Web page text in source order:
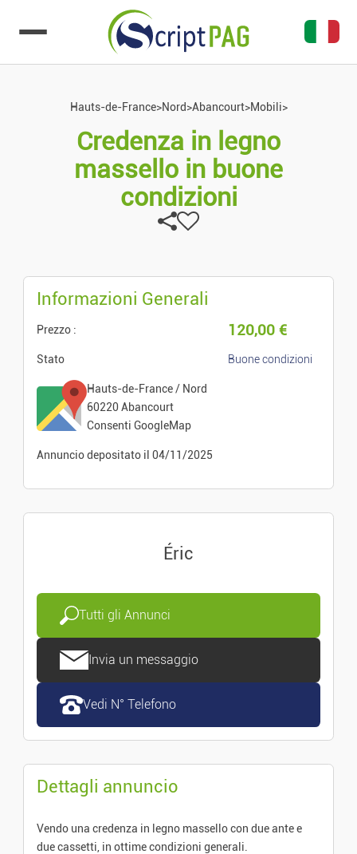
Hauts-de-France>Nord>Abancourt>Mobili>
Credenza in legno
massello in buone
condizioni
Informazioni Generali
Prezzo : 120,00 €
Stato Buone condizioni
Hauts-de-France / Nord
60220 Abancourt
Consenti GoogleMap
Annuncio depositato il 04/11/2025
Dettagli annuncio
Vendo una credenza in legno massello con due ante e
due cassetti, in ottime condizioni generali.
Éric
Tutti gli Annunci
Invia un messaggio
Vedi N° Telefono